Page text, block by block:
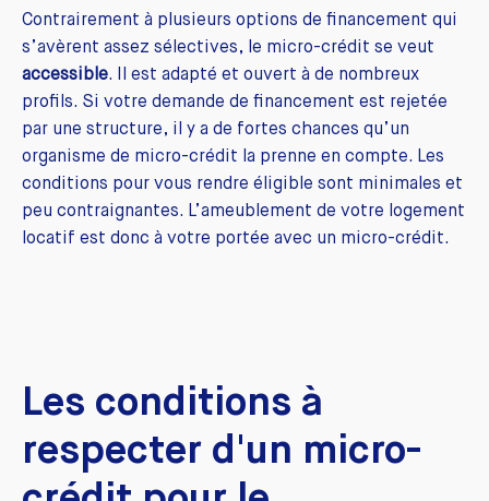
Contrairement à plusieurs options de financement qui
s’avèrent assez sélectives, le micro-crédit se veut
accessible. Il est adapté et ouvert à de nombreux
profils. Si votre demande de financement est rejetée
par une structure, il y a de fortes chances qu’un
organisme de micro-crédit la prenne en compte. Les
conditions pour vous rendre éligible sont minimales et
peu contraignantes. L’ameublement de votre logement
locatif est donc à votre portée avec un micro-crédit.
Les conditions à
respecter d'un micro-